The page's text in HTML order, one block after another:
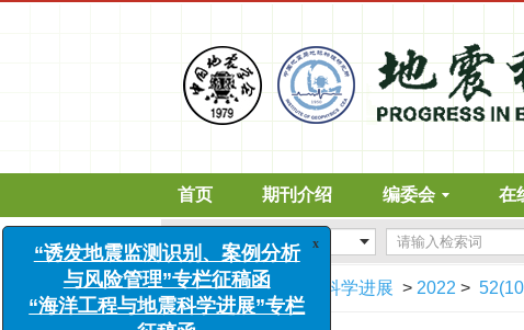
首页 期刊介绍 编委会 在
文章导航> 地震科学进展 > 2022 >
“诱发地震监测识别、案例分析
与风险管理”专栏征稿函